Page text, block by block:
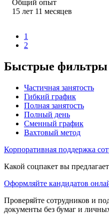
Общий опыт
15 лет 11 месяцев
1
2
Быстрые фильтры
Частичная занятость
Гибкий график
Полная занятость
Полный день
Сменный график
Вахтовый метод
Корпоративная поддержка
Какой соцпакет вы
Оформляйте кандидатов
Проверяйте сотрудников и
документы без бумаг и